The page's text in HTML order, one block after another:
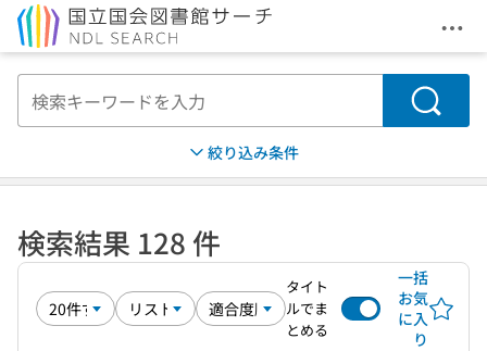
メ
検索
絞り込み条件
検索結果 128 件
タイト
ルでま
とめる
一括
お気
に入
り